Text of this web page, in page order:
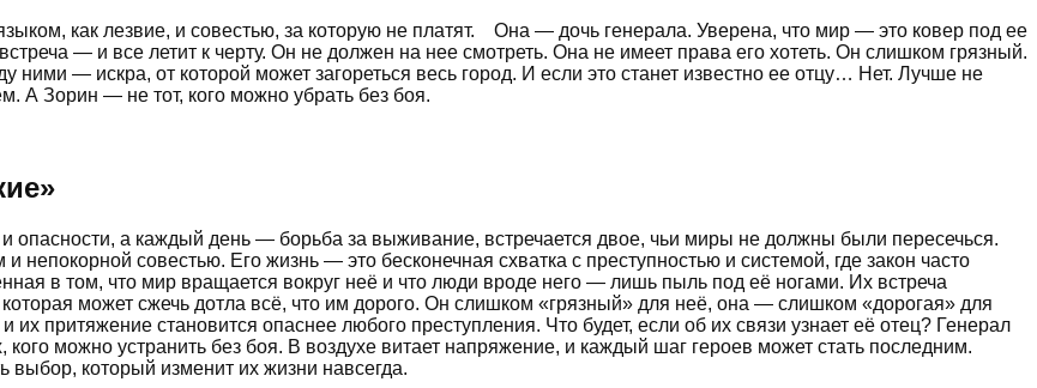
как лезвие, и совестью, за которую не платят.⠀ Она — дочь генерала. Уверена, что мир — это ковер под ее
— и все летит к черту. Он не должен на нее смотреть. Она не имеет права его хотеть. Он слишком грязный.
— искра, от которой может загореться весь город. И если это станет известно ее отцу… Нет. Лучше не
А Зорин — не тот, кого можно убрать без боя.
»
опасности, а каждый день — борьба за выживание, встречается двое, чьи миры не должны были пересечься.
совестью. Его жизнь — это бесконечная схватка с преступностью и системой, где закон часто
в том, что мир вращается вокруг неё и что люди вроде него — лишь пыль под её ногами. Их встреча
может сжечь дотла всё, что им дорого. Он слишком «грязный» для неё, она — слишком «дорогая» для
притяжение становится опаснее любого преступления. Что будет, если об их связи узнает её отец? Генерал
можно устранить без боя. В воздухе витает напряжение, и каждый шаг героев может стать последним.
который изменит их жизни навсегда.